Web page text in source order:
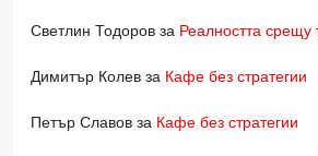
Светлин Тодоров за Реалността срещу
Димитър Колев за Кафе без стратегии
Петър Славов за Кафе без стратегии